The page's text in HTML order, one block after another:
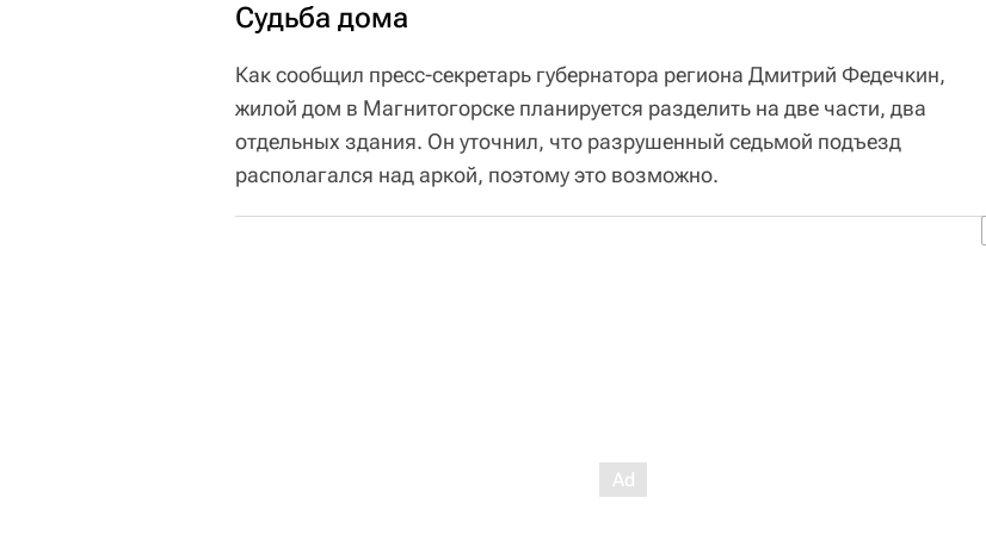
Судьба дома
Как сообщил пресс-секретарь губернатора региона Дмитрий Федечкин,
жилой дом в Магнитогорске планируется разделить на две части, два
отдельных здания. Он уточнил, что разрушенный седьмой подъезд
располагался над аркой, поэтому это возможно.